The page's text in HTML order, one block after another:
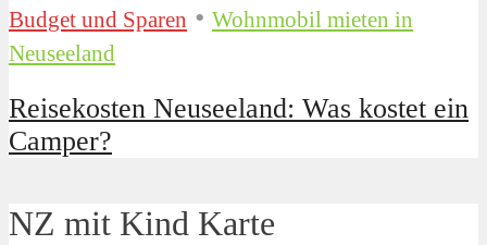
Budget und Sparen • Wohnmobil mieten in
Neuseeland
Reisekosten Neuseeland: Was kostet ein
Camper?
NZ mit Kind Karte